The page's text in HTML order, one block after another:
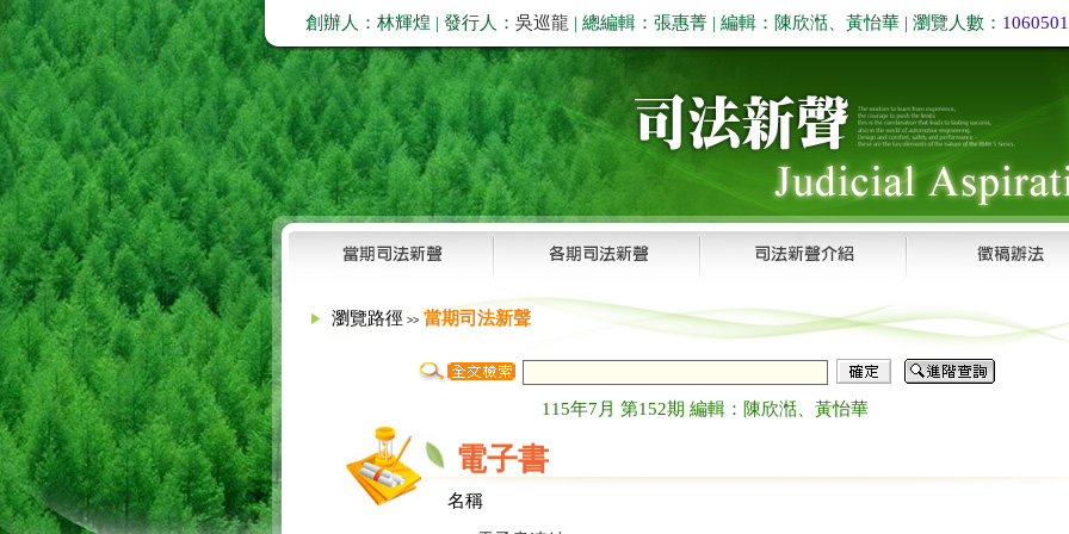
創辦人：林輝煌 | 發行人： 吳巡龍 | 總編輯：張惠菁 | 編輯：陳欣湉、黃怡華 | 瀏覽人數： 1060501
瀏覽路徑 >> 當期司法新聲
115年7月 第152期 編輯：陳欣湉、黃怡華
電子書
名稱